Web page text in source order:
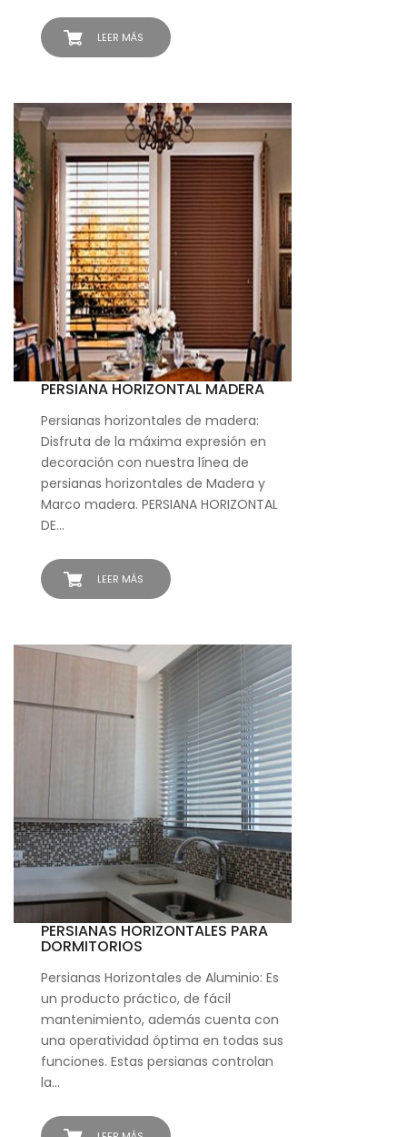
LEER MÁS
LEER MÁS
PERSIANA HORIZONTAL MADERA
Persianas horizontales de madera:
Disfruta de la máxima expresión en
decoración con nuestra línea de
persianas horizontales de Madera y
Marco madera. PERSIANA HORIZONTAL
DE…
PERSIANAS HORIZONTALES PARA
DORMITORIOS
Persianas Horizontales de Aluminio: Es
un producto práctico, de fácil
mantenimiento, además cuenta con
una operatividad óptima en todas sus
funciones. Estas persianas controlan
la…